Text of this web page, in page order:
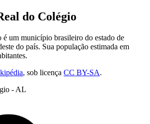
do Colégio
um município brasileiro do estado de
do país. Sua população estimada em
, sob licença CC BY-SA.